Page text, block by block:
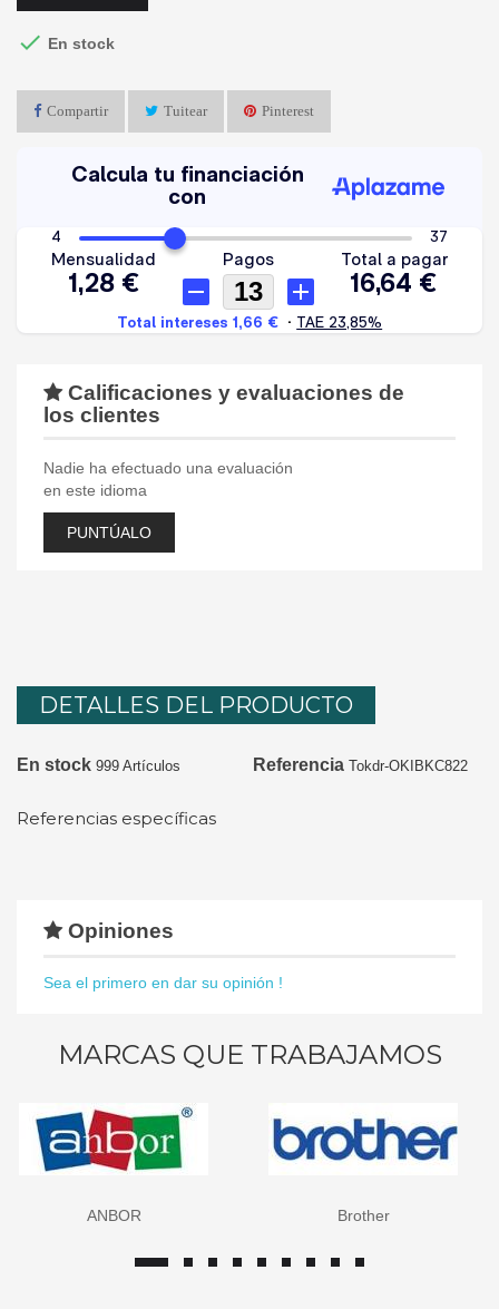
 En stock
Compartir Tuitear Pinterest
Calificaciones y evaluaciones de
los clientes
Nadie ha efectuado una evaluación
en este idioma
PUNTÚALO
DETALLES DEL PRODUCTO
Referencia Tokdr-OKIBKC822
En stock 999 Artículos
Referencias específicas
Opiniones
Sea el primero en dar su opinión !
MARCAS QUE TRABAJAMOS
ANBOR Brother